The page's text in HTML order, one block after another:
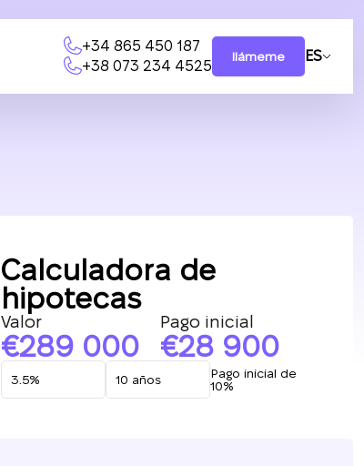
+34 865 450 187
+38 073 234 4525
llámeme ES
Calculadora de
hipotecas
Valor
289 000
Pago inicial
28 900
Pago inicial de
10%